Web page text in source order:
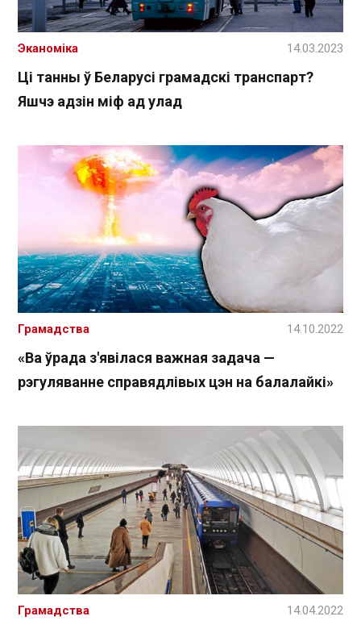
Ці танны ў Беларусі грамадскі транспарт?
Яшчэ адзін міф ад улад
Эканоміка 14.03.2023
«Ва ўрада з'явілася важная задача —
рэгуляванне справядлівых цэн на балалайкі»
Грамадства 14.10.2022
Грамадства 14.04.2022